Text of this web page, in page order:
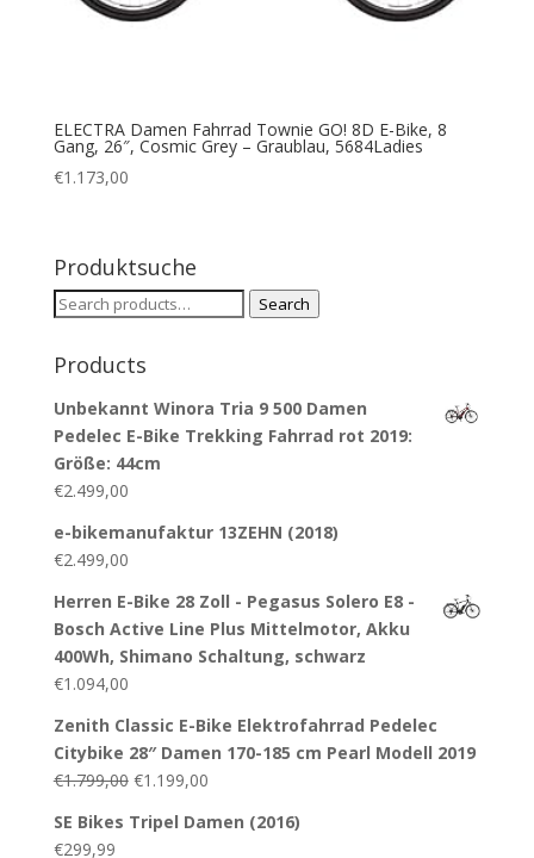
ELECTRA Damen Fahrrad Townie GO! 8D E-Bike, 8
Gang, 26″, Cosmic Grey – Graublau, 5684Ladies
€1.173,00
Produktsuche
Search
Search
Products
Unbekannt Winora Tria 9 500 Damen
Pedelec E-Bike Trekking Fahrrad rot 2019:
Größe: 44cm
€2.499,00
e-bikemanufaktur 13ZEHN (2018)
€2.499,00
Herren E-Bike 28 Zoll - Pegasus Solero E8 -
Bosch Active Line Plus Mittelmotor, Akku
400Wh, Shimano Schaltung, schwarz
€1.094,00
Zenith Classic E-Bike Elektrofahrrad Pedelec
Citybike 28″ Damen 170-185 cm Pearl Modell 2019
€1.799,00 €1.199,00
SE Bikes Tripel Damen (2016)
€299,99